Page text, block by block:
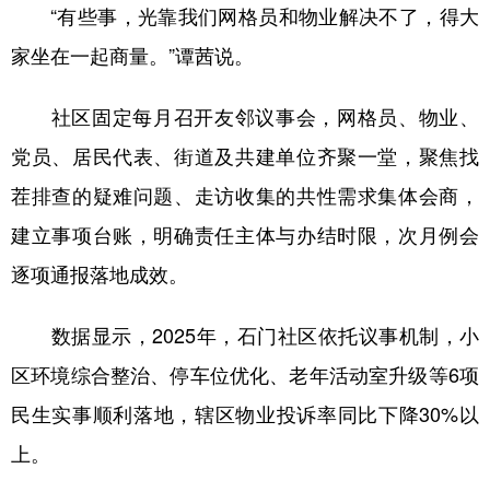
“有些事，光靠我们网格员和物业解决不了，得大
家坐在一起商量。”谭茜说。
社区固定每月召开友邻议事会，网格员、物业、
党员、居民代表、街道及共建单位齐聚一堂，聚焦找
茬排查的疑难问题、走访收集的共性需求集体会商，
建立事项台账，明确责任主体与办结时限，次月例会
逐项通报落地成效。
数据显示，2025年，石门社区依托议事机制，小
区环境综合整治、停车位优化、老年活动室升级等6项
民生实事顺利落地，辖区物业投诉率同比下降30%以
上。